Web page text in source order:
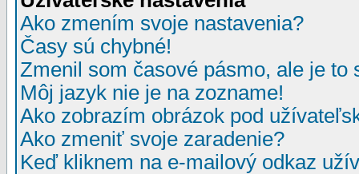
Ako zmením svoje nastavenia?
Časy sú chybné!
Zmenil som časové pásmo, ale je to
Môj jazyk nie je na zozname!
Ako zobrazím obrázok pod
Ako zmeniť svoje zaradenie?
Keď kliknem na e-mailový odkaz